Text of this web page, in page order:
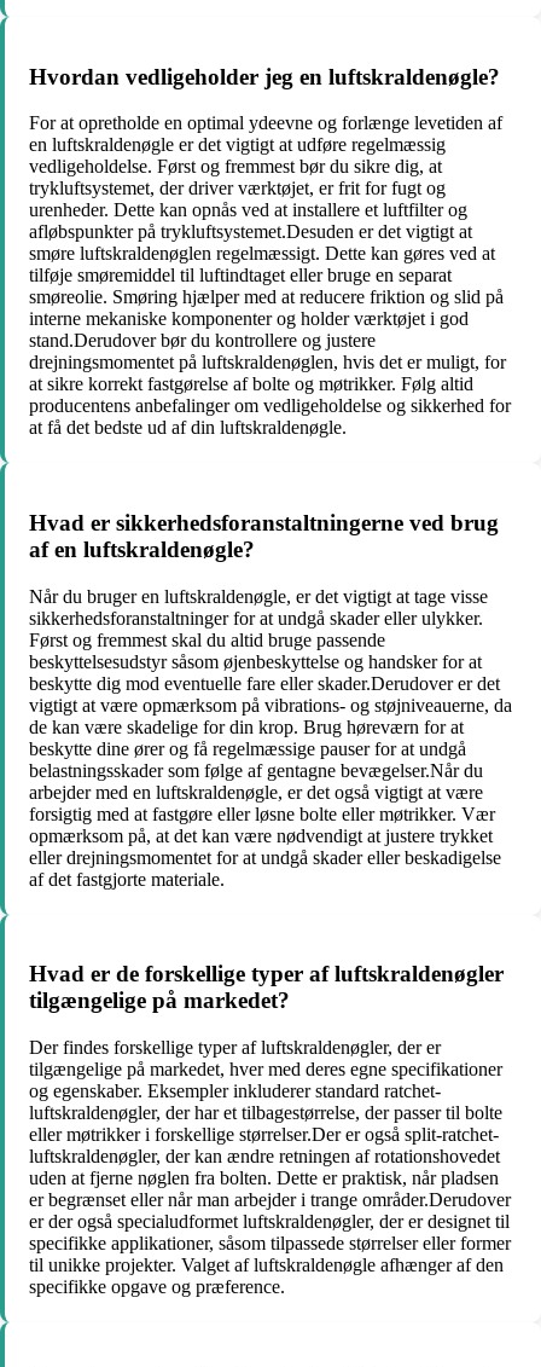
Hvordan vedligeholder jeg en luftskraldenøgle?
For at opretholde en optimal ydeevne og forlænge levetiden af
en luftskraldenøgle er det vigtigt at udføre regelmæssig
vedligeholdelse. Først og fremmest bør du sikre dig, at
trykluftsystemet, der driver værktøjet, er frit for fugt og
urenheder. Dette kan opnås ved at installere et luftfilter og
afløbspunkter på trykluftsystemet.Desuden er det vigtigt at
smøre luftskraldenøglen regelmæssigt. Dette kan gøres ved at
tilføje smøremiddel til luftindtaget eller bruge en separat
smøreolie. Smøring hjælper med at reducere friktion og slid på
interne mekaniske komponenter og holder værktøjet i god
stand.Derudover bør du kontrollere og justere
drejningsmomentet på luftskraldenøglen, hvis det er muligt, for
at sikre korrekt fastgørelse af bolte og møtrikker. Følg altid
producentens anbefalinger om vedligeholdelse og sikkerhed for
at få det bedste ud af din luftskraldenøgle.
Hvad er sikkerhedsforanstaltningerne ved brug
af en luftskraldenøgle?
Når du bruger en luftskraldenøgle, er det vigtigt at tage visse
sikkerhedsforanstaltninger for at undgå skader eller ulykker.
Først og fremmest skal du altid bruge passende
beskyttelsesudstyr såsom øjenbeskyttelse og handsker for at
beskytte dig mod eventuelle fare eller skader.Derudover er det
vigtigt at være opmærksom på vibrations- og støjniveauerne, da
de kan være skadelige for din krop. Brug høreværn for at
beskytte dine ører og få regelmæssige pauser for at undgå
belastningsskader som følge af gentagne bevægelser.Når du
arbejder med en luftskraldenøgle, er det også vigtigt at være
forsigtig med at fastgøre eller løsne bolte eller møtrikker. Vær
opmærksom på, at det kan være nødvendigt at justere trykket
eller drejningsmomentet for at undgå skader eller beskadigelse
af det fastgjorte materiale.
Hvad er de forskellige typer af luftskraldenøgler
tilgængelige på markedet?
Der findes forskellige typer af luftskraldenøgler, der er
tilgængelige på markedet, hver med deres egne specifikationer
og egenskaber. Eksempler inkluderer standard ratchet-
luftskraldenøgler, der har et tilbagestørrelse, der passer til bolte
eller møtrikker i forskellige størrelser.Der er også split-ratchet-
luftskraldenøgler, der kan ændre retningen af rotationshovedet
uden at fjerne nøglen fra bolten. Dette er praktisk, når pladsen
er begrænset eller når man arbejder i trange områder.Derudover
er der også specialudformet luftskraldenøgler, der er designet til
specifikke applikationer, såsom tilpassede størrelser eller former
til unikke projekter. Valget af luftskraldenøgle afhænger af den
specifikke opgave og præference.